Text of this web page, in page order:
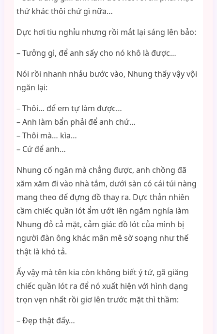
thứ khác thôi chứ gì nữa…
Dực hơi tiu nghỉu nhưng rồi mắt lại sáng lên bảo:
– Tưởng gì, để anh sấy cho nó khô là được…
Nói rồi nhanh nhảu bước vào, Nhung thấy vậy vội
ngăn lại:
– Thôi… để em tự làm được…
– Anh làm bẩn phải để anh chứ…
– Thôi mà… kìa…
– Cứ để anh…
Nhung cố ngăn mà chẳng được, anh chồng đã
xăm xăm đi vào nhà tắm, dưới sàn có cái túi nàng
mang theo để đựng đồ thay ra. Dực thản nhiên
cầm chiếc quần lót ẩm ướt lên ngắm nghía làm
Nhung đỏ cả mặt, cảm giác đồ lót của mình bị
người đàn ông khác mân mê sờ soạng như thế
thật là khó tả.
Ấy vậy mà tên kia còn không biết ý tứ, gã giăng
chiếc quần lót ra để nó xuất hiện với hình dạng
trọn vẹn nhất rồi giơ lên trước mặt thì thầm:
– Đẹp thật đấy…